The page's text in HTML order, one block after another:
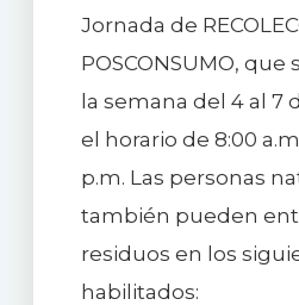
Jornada de
POSCONSUMO, que
la semana del 4 al 7
el horario de 8:00
p.m. Las personas
también pueden
residuos en los
habilitados: